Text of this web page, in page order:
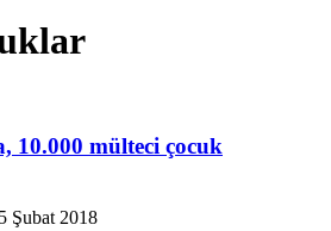
10.000 mülteci çocuk
5 Şubat 2018